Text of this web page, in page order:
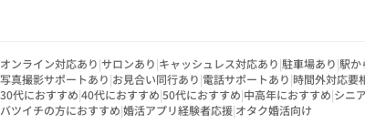
オンライン対応あり|サロンあり|キャッシュレス対応あり|駐車場あり|駅か
写真撮影サポートあり|お見合い同行あり|電話サポートあり|時間外対応要
30代におすすめ|40代におすすめ|50代におすすめ|中高年におすすめ|シニ
バツイチの方におすすめ|婚活アプリ経験者応援|オタク婚活向け